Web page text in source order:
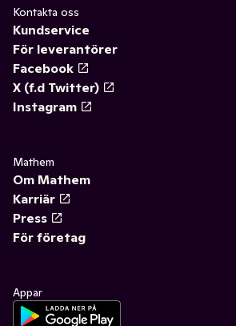
Kontakta oss
Kundservice
För leverantörer
Facebook
X (f.d Twitter)
Instagram
Mathem
Om Mathem
Karriär
Press
För företag
Appar